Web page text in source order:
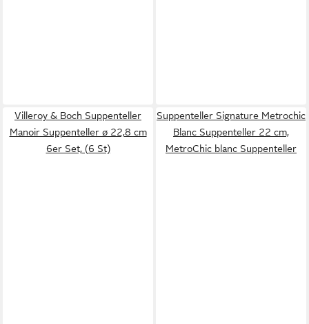
Villeroy & Boch Suppenteller
Manoir Suppenteller ø 22,8 cm
6er Set, (6 St)
Suppenteller Signature Metrochic
Blanc Suppenteller 22 cm,
MetroChic blanc Suppenteller